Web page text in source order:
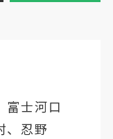
富士河口
、忍野